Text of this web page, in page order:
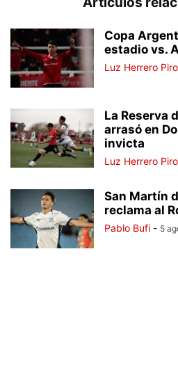
Copa
estadio vs.
Luz Herrero
La Reserva
arrasó en
invicta
Luz Herrero
San Martín
reclama al
Pablo Bufi - 5